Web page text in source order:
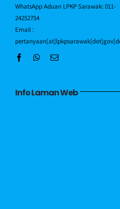
WhatsApp Aduan LPKP Sarawak: 011-
24252754
Email :
Hubungi Kami
Info Laman Web